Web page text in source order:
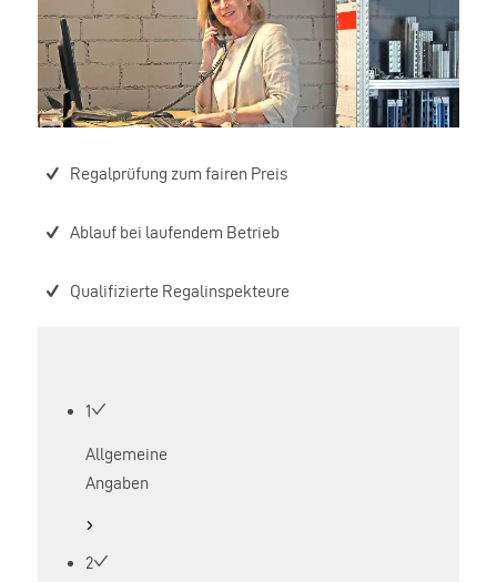
Regalprüfung zum fairen Preis
Ablauf bei laufendem Betrieb
Qualifizierte Regalinspekteure
1
Allgemeine
Angaben
2